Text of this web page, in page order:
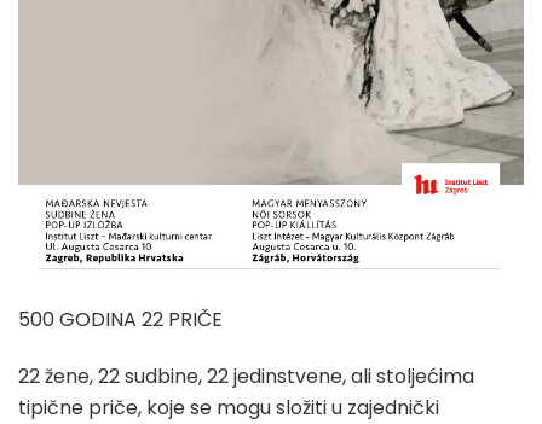
500 GODINA 22 PRIČE
22 žene, 22 sudbine, 22 jedinstvene, ali stoljećima
tipične priče, koje se mogu složiti u zajednički